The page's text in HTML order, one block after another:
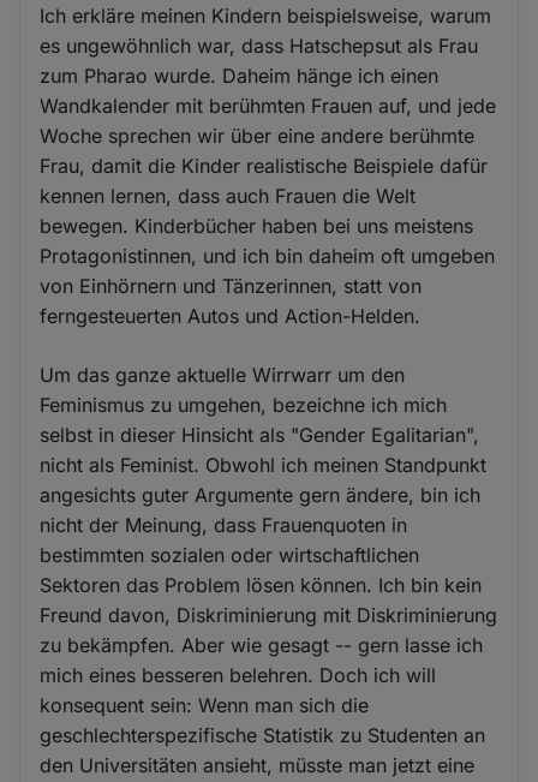
Ich erkläre meinen Kindern beispielsweise, warum
es ungewöhnlich war, dass Hatschepsut als Frau
zum Pharao wurde. Daheim hänge ich einen
Wandkalender mit berühmten Frauen auf, und jede
Woche sprechen wir über eine andere berühmte
Frau, damit die Kinder realistische Beispiele dafür
kennen lernen, dass auch Frauen die Welt
bewegen. Kinderbücher haben bei uns meistens
Protagonistinnen, und ich bin daheim oft umgeben
von Einhörnern und Tänzerinnen, statt von
ferngesteuerten Autos und Action-Helden.
Um das ganze aktuelle Wirrwarr um den
Feminismus zu umgehen, bezeichne ich mich
selbst in dieser Hinsicht als "Gender Egalitarian",
nicht als Feminist. Obwohl ich meinen Standpunkt
angesichts guter Argumente gern ändere, bin ich
nicht der Meinung, dass Frauenquoten in
bestimmten sozialen oder wirtschaftlichen
Sektoren das Problem lösen können. Ich bin kein
Freund davon, Diskriminierung mit Diskriminierung
zu bekämpfen. Aber wie gesagt -- gern lasse ich
mich eines besseren belehren. Doch ich will
konsequent sein: Wenn man sich die
geschlechterspezifische Statistik zu Studenten an
den Universitäten ansieht, müsste man jetzt eine